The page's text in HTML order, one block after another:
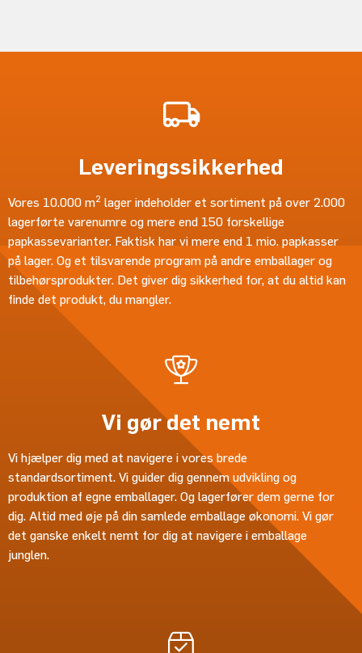
Leveringssikkerhed
Vores 10.000 m2 lager indeholder et sortiment på over 2.000
lagerførte varenumre og mere end 150 forskellige
papkassevarianter. Faktisk har vi mere end 1 mio. papkasser
på lager. Og et tilsvarende program på andre emballager og
tilbehørsprodukter. Det giver dig sikkerhed for, at du altid kan
finde det produkt, du mangler.
Vi gør det nemt
Vi hjælper dig med at navigere i vores brede
standardsortiment. Vi guider dig gennem udvikling og
produktion af egne emballager. Og lagerfører dem gerne for
dig. Altid med øje på din samlede emballage økonomi. Vi gør
det ganske enkelt nemt for dig at navigere i emballage
junglen.